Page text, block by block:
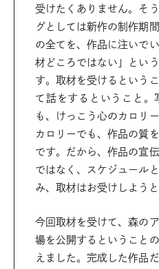
受けたくありません。そ
グとしては新作の制作期
の全てを、作品に注いで
材どころではない」とい
す。取材を受けるという
て話をするということ。
も、けっこう心のカロリ
カロリーでも、作品の質
です。だから、作品の宣
ではなく、スケジュール
み、取材はお受けしよう
今回取材を受けて、森の
場を公開するということ
えました。完成した作品